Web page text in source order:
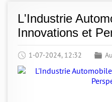
L'Industrie
Innovations et
1-07-2024, 12:32